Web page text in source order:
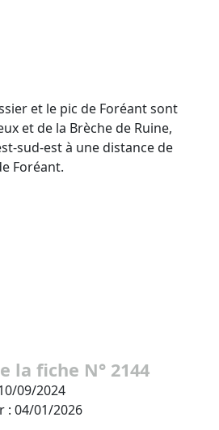
et le pic de Foréant sont
et de la Brèche de Ruine,
sud-est à une distance de
Foréant.
la fiche N° 2144
09/2024
: 04/01/2026